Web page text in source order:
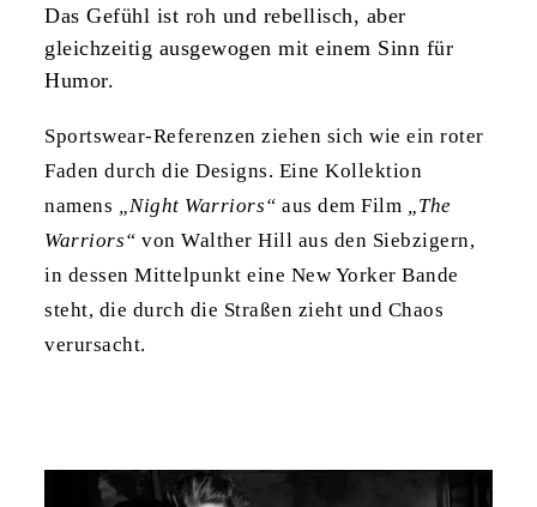
Das Gefühl ist roh und rebellisch, aber
gleichzeitig ausgewogen mit einem Sinn für
Humor.
Sportswear-Referenzen ziehen sich wie ein roter
Faden durch die Designs. Eine Kollektion
namens „Night Warriors“ aus dem Film „The
Warriors“ von Walther Hill aus den Siebzigern,
in dessen Mittelpunkt eine New Yorker Bande
steht, die durch die Straßen zieht und Chaos
verursacht.